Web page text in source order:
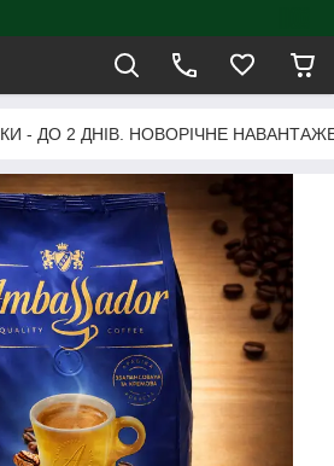
- ДО 2 ДНІВ. НОВОРІЧНЕ